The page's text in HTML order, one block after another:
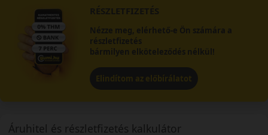
RÉSZLETFIZETÉS
Nézze meg, elérhető-e Ön számára a
részletfizetés
bármilyen elköteleződés nélkül!
Elindítom az előbírálatot
Áruhitel és részletfizetés kalkulátor